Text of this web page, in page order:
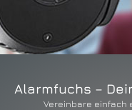
Alarmfuchs –
Vereinbare einfach